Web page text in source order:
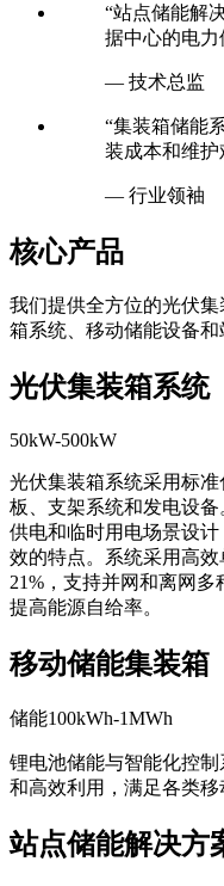
“站点储能解
据中心的电力
— 技术总监
“集装箱储能
装成本和维护
— 行业领袖
核心产品
我们提供全方位的光伏
箱系统、移动储能设备和
光伏集装箱系统
50kW-500kW
光伏集装箱系统采用标
板、支架系统和发电设
供电和临时用电场景设
效的特点。系统采用高
21%，支持并网和离网多
提高能源自给率。
移动储能集装箱
储能100kWh-1MWh
锂电池储能与智能化控
和高效利用，满足各类移
站点储能解决方